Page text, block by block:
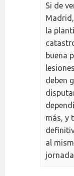
Si de
la
buena
deben
más, y
al